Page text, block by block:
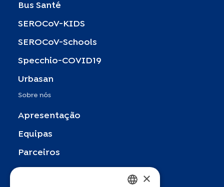
Bus Santé
SEROCoV-KIDS
SEROCoV-Schools
Specchio-COVID19
Urbasan
Sobre nós
Apresentação
Equipas
Parceiros
×